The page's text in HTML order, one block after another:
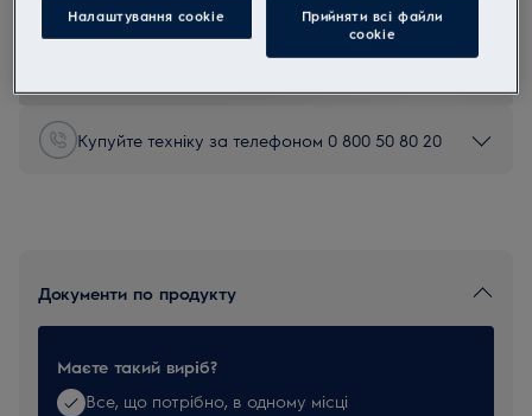
0 (0)
Купуйте техніку за телефоном 0 800 50 80 20
Документи по продукту
Маєте такий виріб?
Все, що потрібно, в одному місці
Налаштування cookie
Прийняти всі файли
сookie